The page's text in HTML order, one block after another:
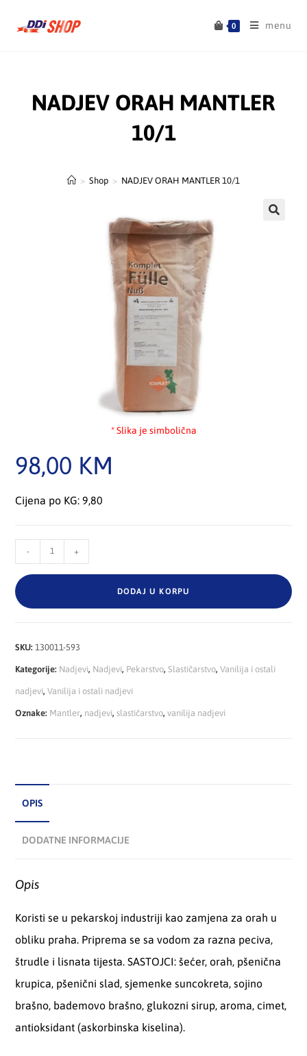
0 menu
NADJEV ORAH MANTLER
10/1
> Shop > NADJEV ORAH MANTLER 10/1
* Slika je simbolična
98,00 KM
Cijena po KG: 9,80
- +
DODAJ U KORPU
SKU:130011-593
Kategorije: Nadjevi, Nadjevi, Pekarstvo,Slastičarstvo,Vanilija i ostali
nadjevi,Vanilija i ostali nadjevi
Oznake: Mantler, nadjevi, slastičarstvo,vanilija nadjevi
OPIS
DODATNE INFORMACIJE
Opis
Koristi se u pekarskoj industriji kao zamjena za orah u
obliku praha. Priprema se sa vodom za razna peciva,
štrudle i lisnata tijesta. SASTOJCI: šećer, orah, pšenična
krupica, pšenični slad, sjemenke suncokreta, sojino
brašno, bademovo brašno, glukozni sirup, aroma, cimet,
antioksidant (askorbinska kiselina).